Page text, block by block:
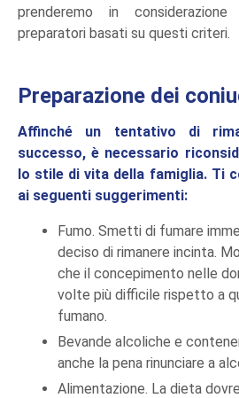
prenderemo in
preparatori basati su questi criteri.
Preparazione dei
Affinché un tentativo di
successo, è necessario
lo stile di vita della famiglia. Ti
ai seguenti suggerimenti:
Fumo. Smetti di fumare
deciso di rimanere incinta.
che il concepimento nelle
volte più difficile rispetto a
fumano.
Bevande alcoliche e
anche la pena rinunciare a
Alimentazione. La dieta